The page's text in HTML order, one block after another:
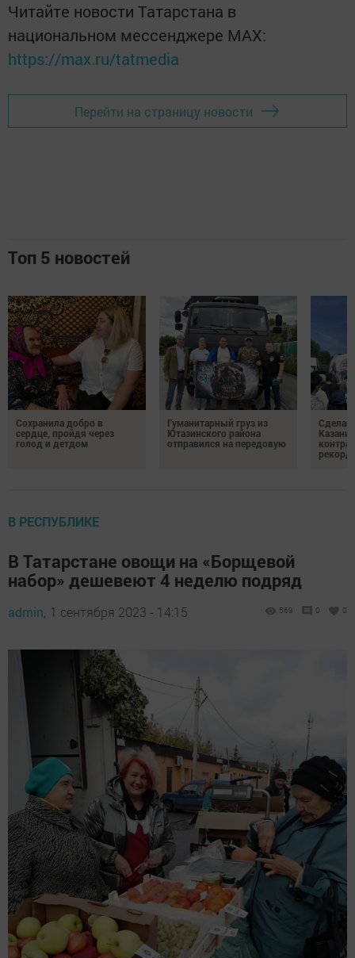
Читайте новости Татарстана в
национальном мессенджере MАХ:
https://max.ru/tatmedia
Перейти на страницу новости
Топ 5 новостей
Сохранила добро в
сердце, пройдя через
голод и детдом
Гуманитарный груз из
Ютазинского района
отправился на передовую
Сделай
Казани
В РЕСПУБЛИКЕ
В Татарстане овощи на «Борщевой
набор» дешевеют 4 неделю подряд
admin, 1 сентября 2023 - 14:15 569 0 0